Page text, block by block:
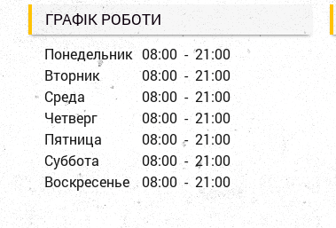
ГРАФІК РОБОТИ
Понедельник 08:00 - 21:00
Вторник
08:00 - 21:00
Среда
08:00 - 21:00
Четверг
08:00 - 21:00
Пятница
08:00 - 21:00
Суббота
08:00 - 21:00
Воскресенье
08:00 - 21:00